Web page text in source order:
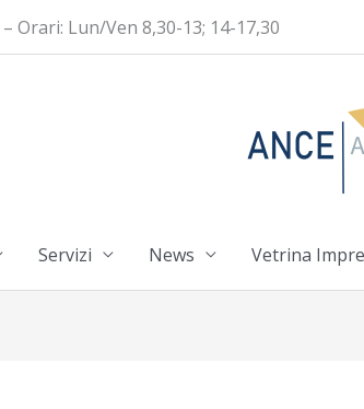
– Orari: Lun/Ven 8,30-13; 14-17,30
Servizi News Vetrina